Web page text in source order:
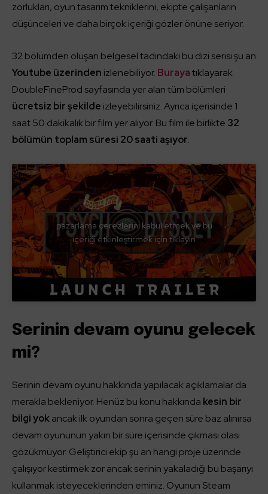
zorlukları, oyun tasarım tekniklerini, ekipte çalışanların
düşünceleri ve daha birçok içeriği gözler önüne seriyor.
32 bölümden oluşan belgesel tadındaki bu dizi serisi şu an
Youtube üzerinden izlenebiliyor. Burayatıklayarak
DoubleFineProd sayfasında yer alan tüm bölümleri
ücretsiz bir şekilde izleyebilirsiniz. Ayrıca içerisinde 1
saat 50 dakikalık bir film yer alıyor. Bu film ile birlikte 32
bölümün toplam süresi 20 saati aşıyor.
pazarlama çerezlerini kabul etmek ve bu
içeriği etkinleştirmek için tıklayın
Serinin devam oyunu gelecek
mi?
Serinin devam oyunu hakkında yapılacak açıklamalar da
merakla bekleniyor. Henüz bu konu hakkında kesin bir
bilgi yokancak ilk oyundan sonra geçen süre baz alınırsa
devam oyununun yakın bir süre içerisinde çıkması olası
gözükmüyor. Geliştirici ekip şu an hangi proje üzerinde
çalışıyor kestirmek zor ancak serinin yakaladığı bu başarıyı
kullanmak isteyeceklerinden eminiz. Oyunun Steam